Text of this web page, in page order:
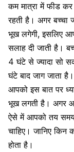
कम मात्रा में फीड
रहती है। अगर बच्चा
भूख लगेगी, इसलिए
सलाह दी जाती है।
4 घंटे से ज्यादा सो
घंटे बाद जाग जाता
आपको इस बात पर
भूख लगती है। अगर
ऐसे में आपको तय
चाहिए। जानिए
होता है।